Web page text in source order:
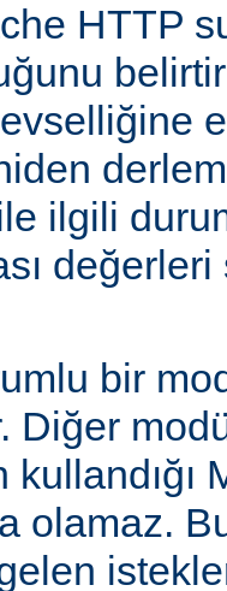
HTTP
ilgili
değerleri
bir
Diğer
olamaz.